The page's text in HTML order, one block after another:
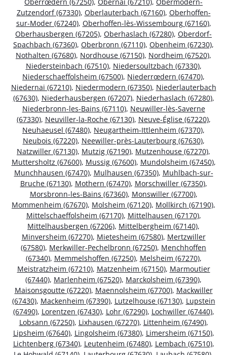
Zutzendorf (67330), Oberlauterbach (67160), Oberhoffen-
sur-Moder (67240), Oberhoffen-lès-Wissembourg (67160),
Oberhausbergen (67205), Oberhaslach (67280), Oberdorf-
Spachbach (67360), Oberbronn (67110), Obenheim (67230),
Nothalten (67680), Nordhouse (67150), Nordheim (67520),
Niedersteinbach (67510), Niedersoultzbach (67330),
Niederschaeffolsheim (67500), Niederrœdern (67470),
Niedernai (67210), Niedermodern (67350), Niederlauterbach
(67630), Niederhausbergen (67207), Niederhaslach (67280),
Niederbronn-les-Bains (67110), Neuwiller-lès-Saverne
(67330), Neuviller-la-Roche (67130), Neuve-Église (67220),
Neuhaeusel (67480), Neugartheim-Ittlenheim (67370),
Neubois (67220), Neewiller-près-Lauterbourg (67630),
Natzwiller (67130), Mutzig (67190), Mutzenhouse (67270),
Muttersholtz (67600), Mussig (67600), Mundolsheim (67450),
Munchhausen (67470), Mulhausen (67350), Muhlbach-sur-
Bruche (67130), Mothern (67470), Morschwiller (67350),
Morsbronn-les-Bains (67360), Monswiller (67700),
Mommenheim (67670), Molsheim (67120), Mollkirch (67190),
Mittelschaeffolsheim (67170), Mittelhausen (67170),
Mittelhausbergen (67206), Mittelbergheim (67140),
Minversheim (67270), Mietesheim (67580), Mertzwiller
(67580), Merkwiller-Pechelbronn (67250), Menchhoffen
(67340), Memmelshoffen (67250), Melsheim (67270),
Meistratzheim (67210), Matzenheim (67150), Marmoutier
(67440), Marlenheim (67520), Marckolsheim (67390),
Maisonsgoutte (67220), Maennolsheim (67700), Mackwiller
(67430), Mackenheim (67390), Lutzelhouse (67130), Lupstein
(67490), Lorentzen (67430), Lohr (67290), Lochwiller (67440),
Lobsann (67250), Lixhausen (67270), Littenheim (67490),
Lipsheim (67640), Lingolsheim (67380), Limersheim (67150),
Lichtenberg (67340), Leutenheim (67480), Lembach (67510),